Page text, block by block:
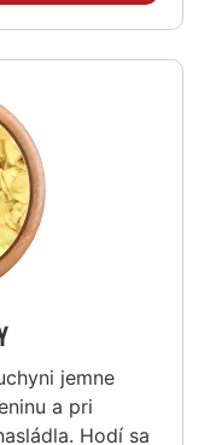
jemne
a pri
Hodí sa